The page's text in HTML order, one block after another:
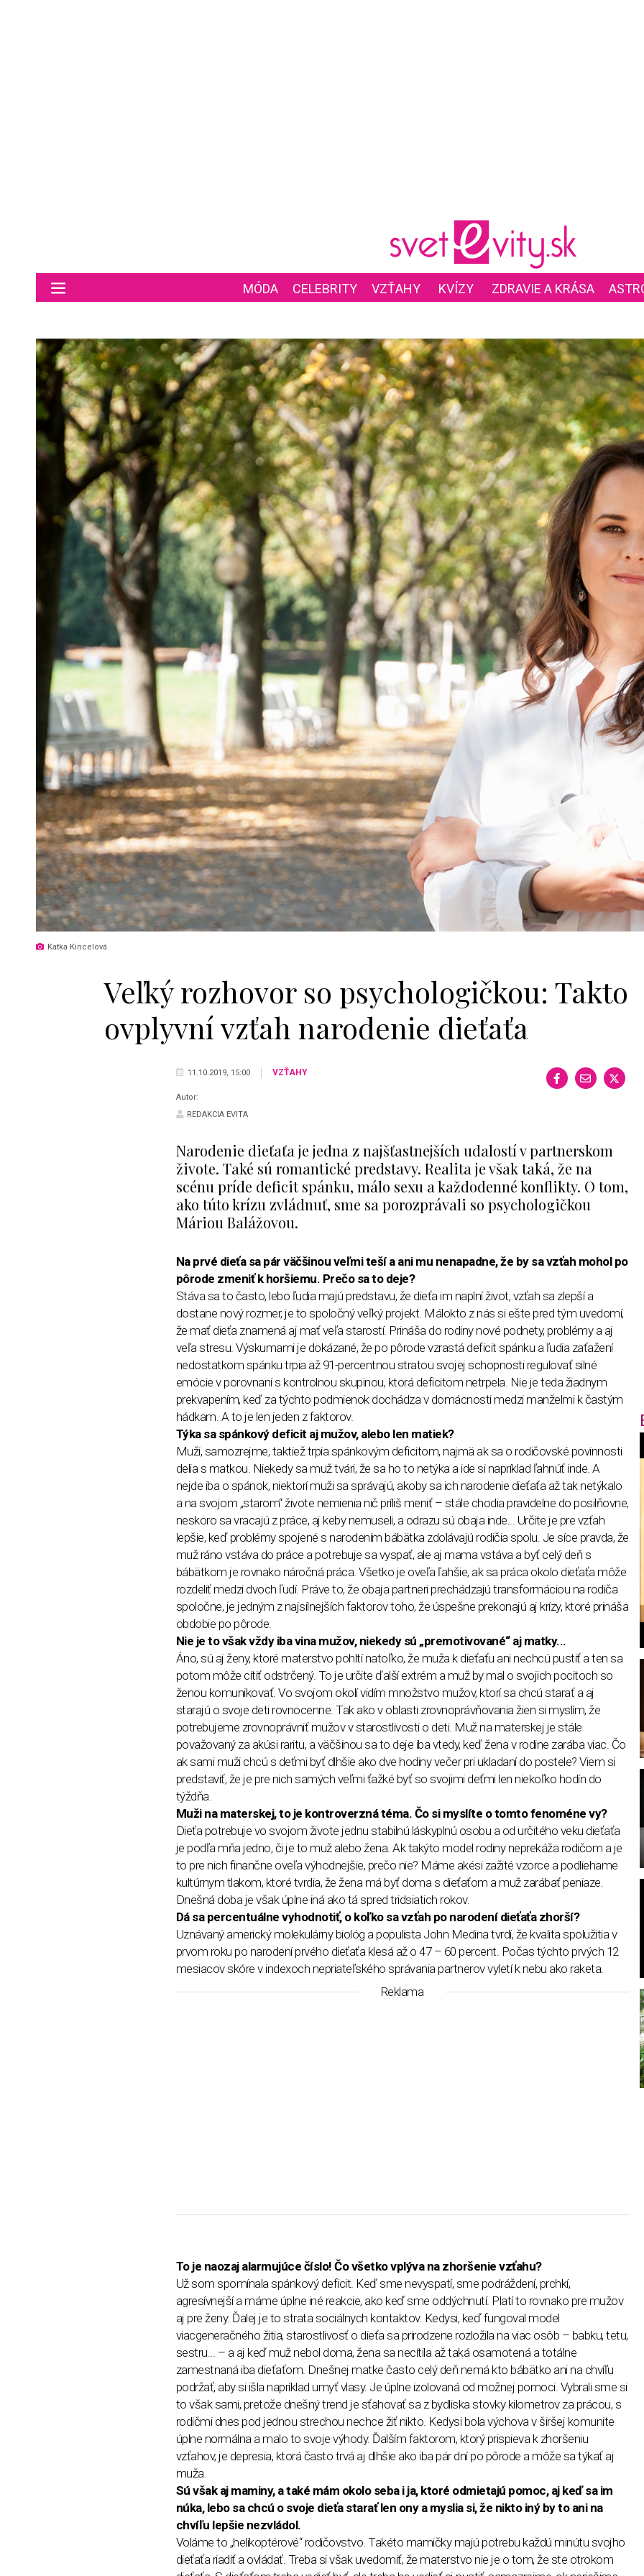
MÓDA CELEBRITY VZŤAHY KVÍZY ZDRAVIE A KRÁSA
Katka Kincelová
Veľký rozhovor so psychologičkou: Takto
ovplyvní vzťah narodenie dieťaťa
11.10.2019, 15:00 VZŤAHY
Autor:
REDAKCIA EVITA
Narodenie dieťaťa je jedna z najšťastnejších udalostí v partnerskom
živote. Také sú romantické predstavy. Realita je však taká, že na
scénu príde deficit spánku, málo sexu a každodenné konflikty. O tom,
ako túto krízu zvládnuť, sme sa porozprávali so psychologičkou
Máriou Balážovou.
Na prvé dieťa sa pár väčšinou veľmi teší a ani mu nenapadne, že by sa vzťah mohol po
pôrode zmeniť k horšiemu. Prečo sa to deje?
Stáva sa to často, lebo ľudia majú predstavu, že dieťa im naplní život, vzťah sa zlepší a
dostane nový rozmer, je to spoločný veľký projekt. Málokto z nás si ešte pred tým uvedomí,
že mať dieťa znamená aj mať veľa starostí. Prináša do rodiny nové podnety, problémy a aj
veľa stresu. Výskumami je dokázané, že po pôrode vzrastá deficit spánku a ľudia zaťažení
nedostatkom spánku trpia až 91-percentnou stratou svojej schopnosti regulovať silné
emócie v porovnaní s kontrolnou skupinou, ktorá deficitom netrpela. Nie je teda žiadnym
prekvapením, keď za týchto podmienok dochádza v domácnosti medzi manželmi k častým
hádkam. A to je len jeden z faktorov.
Týka sa spánkový deficit aj mužov, alebo len matiek?
Muži, samozrejme, taktiež trpia spánkovým deficitom, najmä ak sa o rodičovské povinnosti
delia s matkou. Niekedy sa muž tvári, že sa ho to netýka a ide si napríklad ľahnúť inde. A
nejde iba o spánok, niektorí muži sa správajú, akoby sa ich narodenie dieťaťa až tak netýkalo
a na svojom „starom“ živote nemienia nič príliš meniť – stále chodia pravidelne do posilňovne,
neskoro sa vracajú z práce, aj keby nemuseli, a odrazu sú obaja inde... Určite je pre vzťah
lepšie, keď problémy spojené s narodením bábätka zdolávajú rodičia spolu. Je síce pravda, že
muž ráno vstáva do práce a potrebuje sa vyspať, ale aj mama vstáva a byť celý deň s
bábätkom je rovnako náročná práca. Všetko je oveľa ľahšie, ak sa práca okolo dieťaťa môže
rozdeliť medzi dvoch ľudí. Práve to, že obaja partneri prechádzajú transformáciou na rodiča
spoločne, je jedným z najsilnejších faktorov toho, že úspešne prekonajú aj krízy, ktoré prináša
obdobie po pôrode.
Nie je to však vždy iba vina mužov, niekedy sú „premotivované“ aj matky...
Áno, sú aj ženy, ktoré materstvo pohltí natoľko, že muža k dieťaťu ani nechcú pustiť a ten sa
potom môže cítiť odstrčený. To je určite ďalší extrém a muž by mal o svojich pocitoch so
ženou komunikovať. Vo svojom okolí vidím množstvo mužov, ktorí sa chcú starať a aj
starajú o svoje deti rovnocenne. Tak ako v oblasti zrovnoprávňovania žien si myslím, že
potrebujeme zrovnoprávniť mužov v starostlivosti o deti. Muž na materskej je stále
považovaný za akúsi raritu, a väčšinou sa to deje iba vtedy, keď žena v rodine zarába viac. Čo
ak sami muži chcú s deťmi byť dlhšie ako dve hodiny večer pri ukladaní do postele? Viem si
predstaviť, že je pre nich samých veľmi ťažké byť so svojimi deťmi len niekoľko hodín do
týždňa.
Muži na materskej, to je kontroverzná téma. Čo si myslíte o tomto fenoméne vy?
Dieťa potrebuje vo svojom živote jednu stabilnú láskyplnú osobu a od určitého veku dieťaťa
je podľa mňa jedno, či je to muž alebo žena. Ak takýto model rodiny neprekáža rodičom a je
to pre nich finančne oveľa výhodnejšie, prečo nie? Máme akési zažité vzorce a podliehame
kultúrnym tlakom, ktoré tvrdia, že žena má byť doma s dieťaťom a muž zarábať peniaze.
Dnešná doba je však úplne iná ako tá spred tridsiatich rokov.
Dá sa percentuálne vyhodnotiť, o koľko sa vzťah po narodení dieťaťa zhorší?
Uznávaný americký molekulárny biológ a populista John Medina tvrdí, že kvalita spolužitia v
prvom roku po narodení prvého dieťaťa klesá až o 47 – 60 percent. Počas týchto prvých 12
mesiacov skóre v indexoch nepriateľského správania partnerov vyletí k nebu ako raketa.
Reklama
To je naozaj alarmujúce číslo! Čo všetko vplýva na zhoršenie vzťahu?
Už som spomínala spánkový deficit. Keď sme nevyspatí, sme podráždení, prchkí,
agresívnejší a máme úplne iné reakcie, ako keď sme oddýchnutí. Platí to rovnako pre mužov
aj pre ženy. Ďalej je to strata sociálnych kontaktov. Kedysi, keď fungoval model
viacgeneračného žitia, starostlivosť o dieťa sa prirodzene rozložila na viac osôb – babku, tetu,
sestru... – a aj keď muž nebol doma, žena sa necítila až taká osamotená a totálne
zamestnaná iba dieťaťom. Dnešnej matke často celý deň nemá kto bábätko ani na chvíľu
podržať, aby si išla napríklad umyť vlasy. Je úplne izolovaná od možnej pomoci. Vybrali sme si
to však sami, pretože dnešný trend je sťahovať sa z bydliska stovky kilometrov za prácou, s
rodičmi dnes pod jednou strechou nechce žiť nikto. Kedysi bola výchova v širšej komunite
úplne normálna a malo to svoje výhody. Ďalším faktorom, ktorý prispieva k zhoršeniu
vzťahov, je depresia, ktorá často trvá aj dlhšie ako iba pár dní po pôrode a môže sa týkať aj
muža.
Sú však aj maminy, a také mám okolo seba i ja, ktoré odmietajú pomoc, aj keď sa im
núka, lebo sa chcú o svoje dieťa starať len ony a myslia si, že nikto iný by to ani na
chvíľu lepšie nezvládol.
Voláme to „helikoptérové“ rodičovstvo. Takéto mamičky majú potrebu každú minútu svojho
dieťaťa riadiť a ovládať. Treba si však uvedomiť, že materstvo nie je o tom, že ste otrokom
f
u
s